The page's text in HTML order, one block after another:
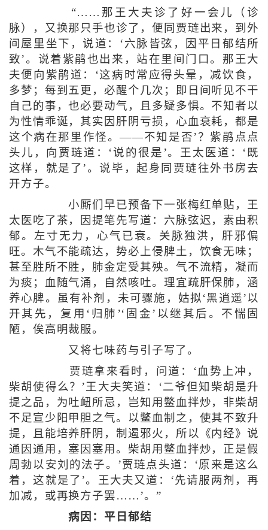
“……那王大夫诊了好一会儿（诊
脉），又换那只手也诊了，便同贾琏出来，到外
间屋里坐下，说道：‘六脉皆弦，因平日郁结所
致’。说着紫鹃也出来，站在里间门口。那王大
夫便向紫鹃道：‘这病时常应得头晕，减饮食，
多梦；每到五更，必醒个几次；即日间听见不干
自己的事，也必要动气，且多疑多惧。不知者以
为性情乖诞，其实因肝阴亏损，心血衰耗，都是
这个病在那里作怪。——不知是否’？紫鹃点点
头儿，向贾琏道：‘说的很是’。王太医道：‘既
这样，就是了’。说毕，起身同贾琏往外书房去
开方子。
小厮们早已预备下一张梅红单贴，王
太医吃了茶，因提笔先写道：六脉弦迟，素由积
郁。左寸无力，心气已衰。关脉独洪，肝邪偏
旺。木气不能疏达，势必上侵脾土，饮食无味；
甚至胜所不胜，肺金定受其殃。气不流精，凝而
为痰；血随气涌，自然咳吐。理宜疏肝保肺，涵
养心脾。虽有补剂，未可骤施，姑拟‘黑逍遥’以
开其先，复用‘归肺’‘固金’以继其后。不惴固
陋，俟高明裁服。
又将七味药与引子写了。
贾琏拿来看时，问道：‘血势上冲，
柴胡使得么？’王大夫笑道：‘二爷但知柴胡是升
提之品，为吐衄所忌，岂知用鳖血拌炒，非柴胡
不足宣少阳甲胆之气。以鳖血制之，使其不致升
提，且能培养肝阴，制遏邪火，所以《内经》说
通因通用，塞因塞用。柴胡用鳖血拌炒，正是假
周勃以安刘的法子。’贾琏点头道：‘原来是这么
着，这就是了’。王大夫又道：‘先请服两剂，再
加减，或再换方子罢……’。”
病因：平日郁结